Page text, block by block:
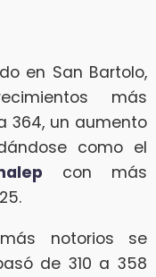
en San Bartolo,
más
364, un aumento
como el
con más
notorios se
de 310 a 358